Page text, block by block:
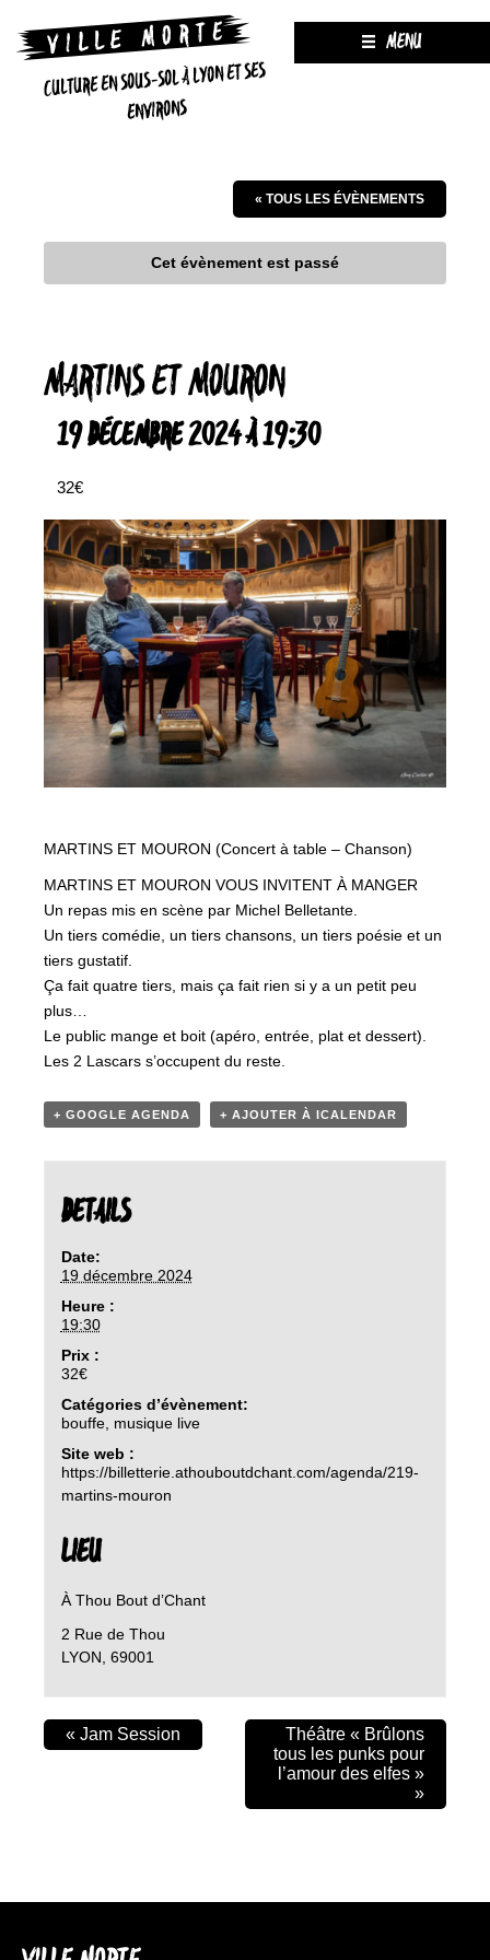
CULTURE EN SOUS-SOL À LYON ET SES
ENVIRONS
MENU
« TOUS LES ÉVÈNEMENTS
Cet évènement est passé
MARTINS ET MOURON
19 DÉCEMBRE 2024 À 19:30
32€
MARTINS ET MOURON (Concert à table – Chanson)
MARTINS ET MOURON VOUS INVITENT À MANGER
Un repas mis en scène par Michel Belletante.
Un tiers comédie, un tiers chansons, un tiers poésie et un
tiers gustatif.
Ça fait quatre tiers, mais ça fait rien si y a un petit peu
plus…
Le public mange et boit (apéro, entrée, plat et dessert).
Les 2 Lascars s’occupent du reste.
+ GOOGLE AGENDA + AJOUTER À ICALENDAR
DETAILS
Date:
19 décembre 2024
Heure :
19:30
Prix :
32€
Catégories d’évènement:
bouffe, musique live
Site web :
https://billetterie.athouboutdchant.com/agenda/219-
martins-mouron
LIEU
À Thou Bout d’Chant
2 Rue de Thou
LYON 69001
« Jam Session
Théâtre « Brûlons
tous les punks pour
l’amour des elfes »
»